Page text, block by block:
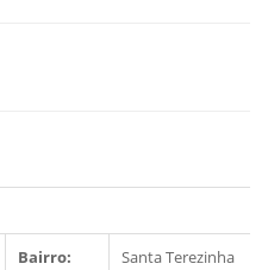
Bairro: Santa Terezinha